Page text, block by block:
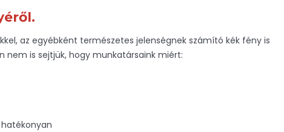
az egyébként természetes jelenségnek számító kék fény is
nem is sejtjük, hogy munkatársaink miért: